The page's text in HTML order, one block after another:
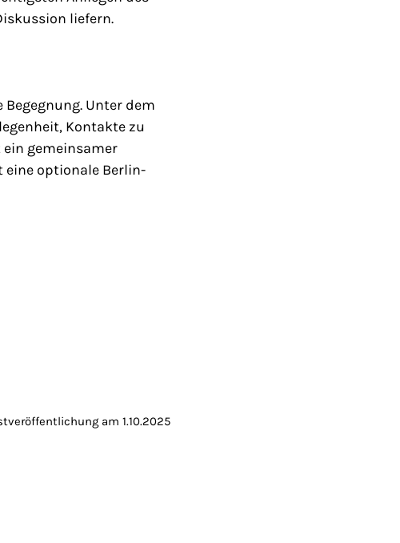
liefern.
Unter dem
Kontakte zu
gemeinsamer
eine optionale Berlin-
am 1.10.2025